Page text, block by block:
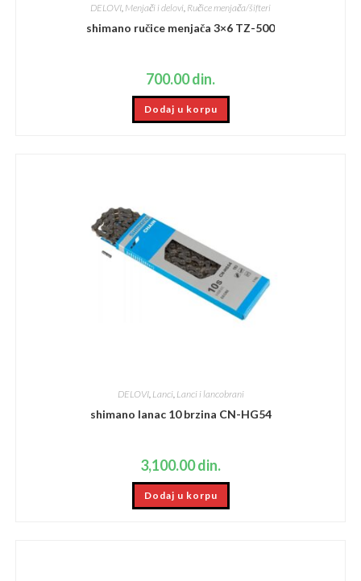
DELOVI Menjači i delovi Ručice menjača/šifteri
shimano ručice menjača 3×6 TZ-500
700.00din.
Dodaj u korpu
DELOVI, Lanci, Lanci i lancobrani
shimano lanac 10 brzina CN-HG54
3,100.00din.
Dodaj u korpu